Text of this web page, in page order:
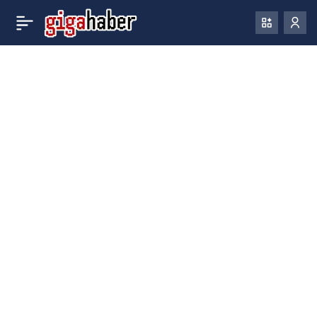
Windows 10’un kişisel